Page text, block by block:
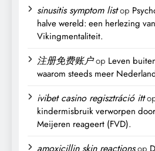
sinusitis symptom listop
halve wereld: een herlezing
Vikingmentaliteit.
注册免费账户op Leven
waarom steeds meer
ivibet casino regisztráció itt
kindermisbruik verworpen
Meijeren reageert (FVD).
amoxicillin skin reactions